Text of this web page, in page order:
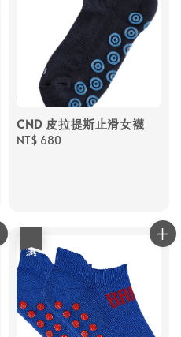
CND 皮拉提斯止滑女襪
Regular
NT$ 680